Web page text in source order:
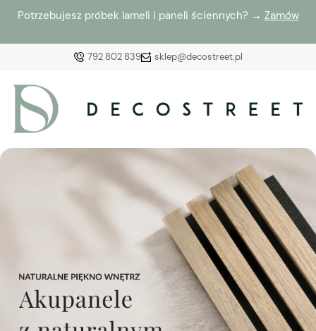
Potrzebujesz próbek lameli i paneli ściennych? → Zamów
792 802 839 sklep@decostreet.pl
Załóż konto
Wybierz coś dla siebie z naszej aktualnej oferty lub
zaloguj się, aby przywrócić dodane produkty do listy
z poprzedniej sesji.